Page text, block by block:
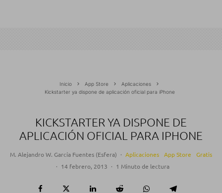
Inicio App Store
Aplicaciones
Kickstarter ya dispone de aplicación oficial para iPhone
KICKSTARTER YA DISPONE DE
APLICACIÓN OFICIAL PARA IPHONE
M. Alejandro W. García Fuentes (Esfera) · Aplicaciones App Store
Gratis
· 14 febrero, 2013 · 1 Minuto de lectura